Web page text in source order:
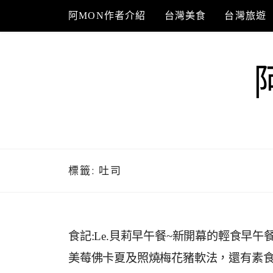
content
阿MON作者介紹 台灣美食 台灣旅遊
標籤: 吐司
食記:Le.貝莉早午餐~新開幕的輕食早午
美莓佛卡夏及照燒梅花豬軟法，還有素